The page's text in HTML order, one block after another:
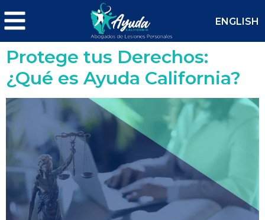
ENGLISH
Protege tus Derechos:
¿Qué es Ayuda California?